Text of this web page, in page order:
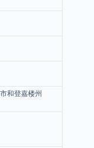
和登嘉楼州